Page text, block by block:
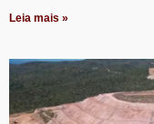
Leia mais »